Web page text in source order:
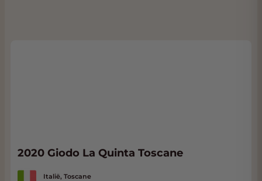
2020 Giodo La Quinta Toscane
Italië, Toscane